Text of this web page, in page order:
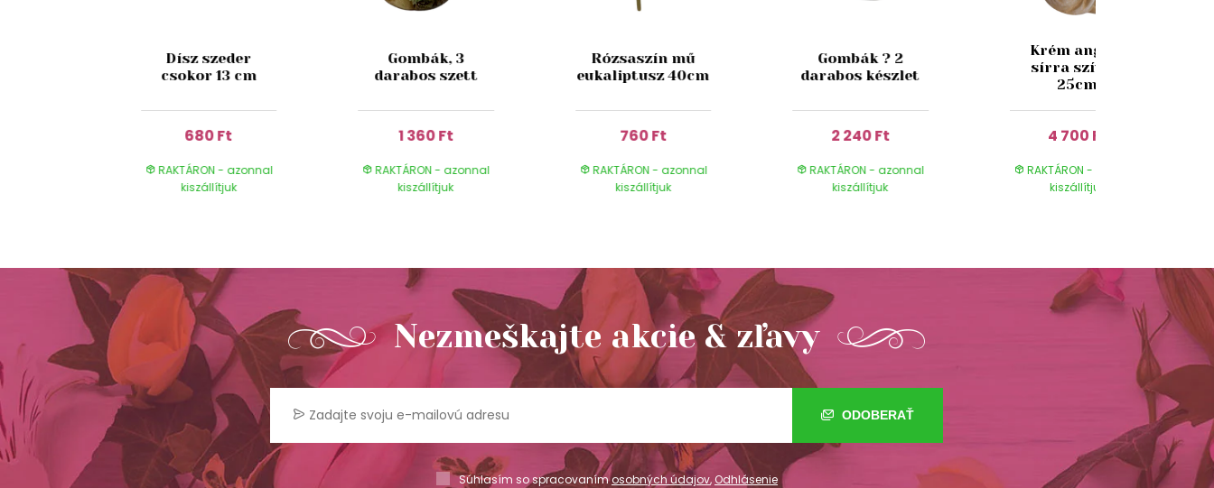
Dísz szeder
csokor 13 cm
680 Ft
RAKTÁRON - azonnal
kiszállítjuk
Gombák, 3
darabos szett
1 360 Ft
RAKTÁRON - azonnal
kiszállítjuk
Rózsaszín mű
eukaliptusz 40cm
760 Ft
RAKTÁRON - azonnal
kiszállítjuk
Gombák ? 2
darabos készlet
2 240 Ft
RAKTÁRON - azonnal
kiszállítjuk
Krém angyal
sírra szívvel
25cm
4 700 Ft
RAKTÁRON - azonnal
kiszállítjuk
Nezmeškajte akcie & zľavy
ODOBERAŤ
Súhlasím so spracovanímosobných údajov,Odhlásenie